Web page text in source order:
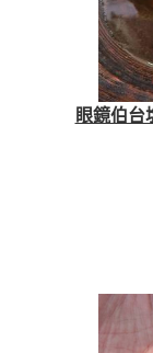
眼鏡伯台